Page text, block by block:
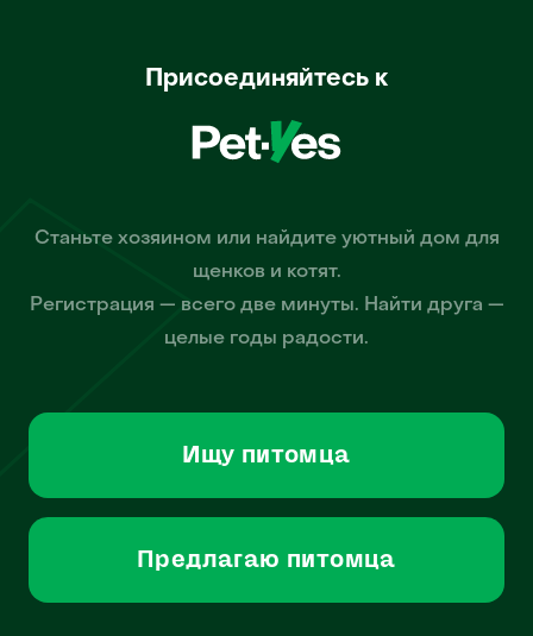
Присоединяйтесь к
Станьте хозяином или найдите уютный дом для
щенков и котят.
Регистрация — всего две минуты. Найти друга —
целые годы радости.
Ищу питомца
Предлагаю питомца